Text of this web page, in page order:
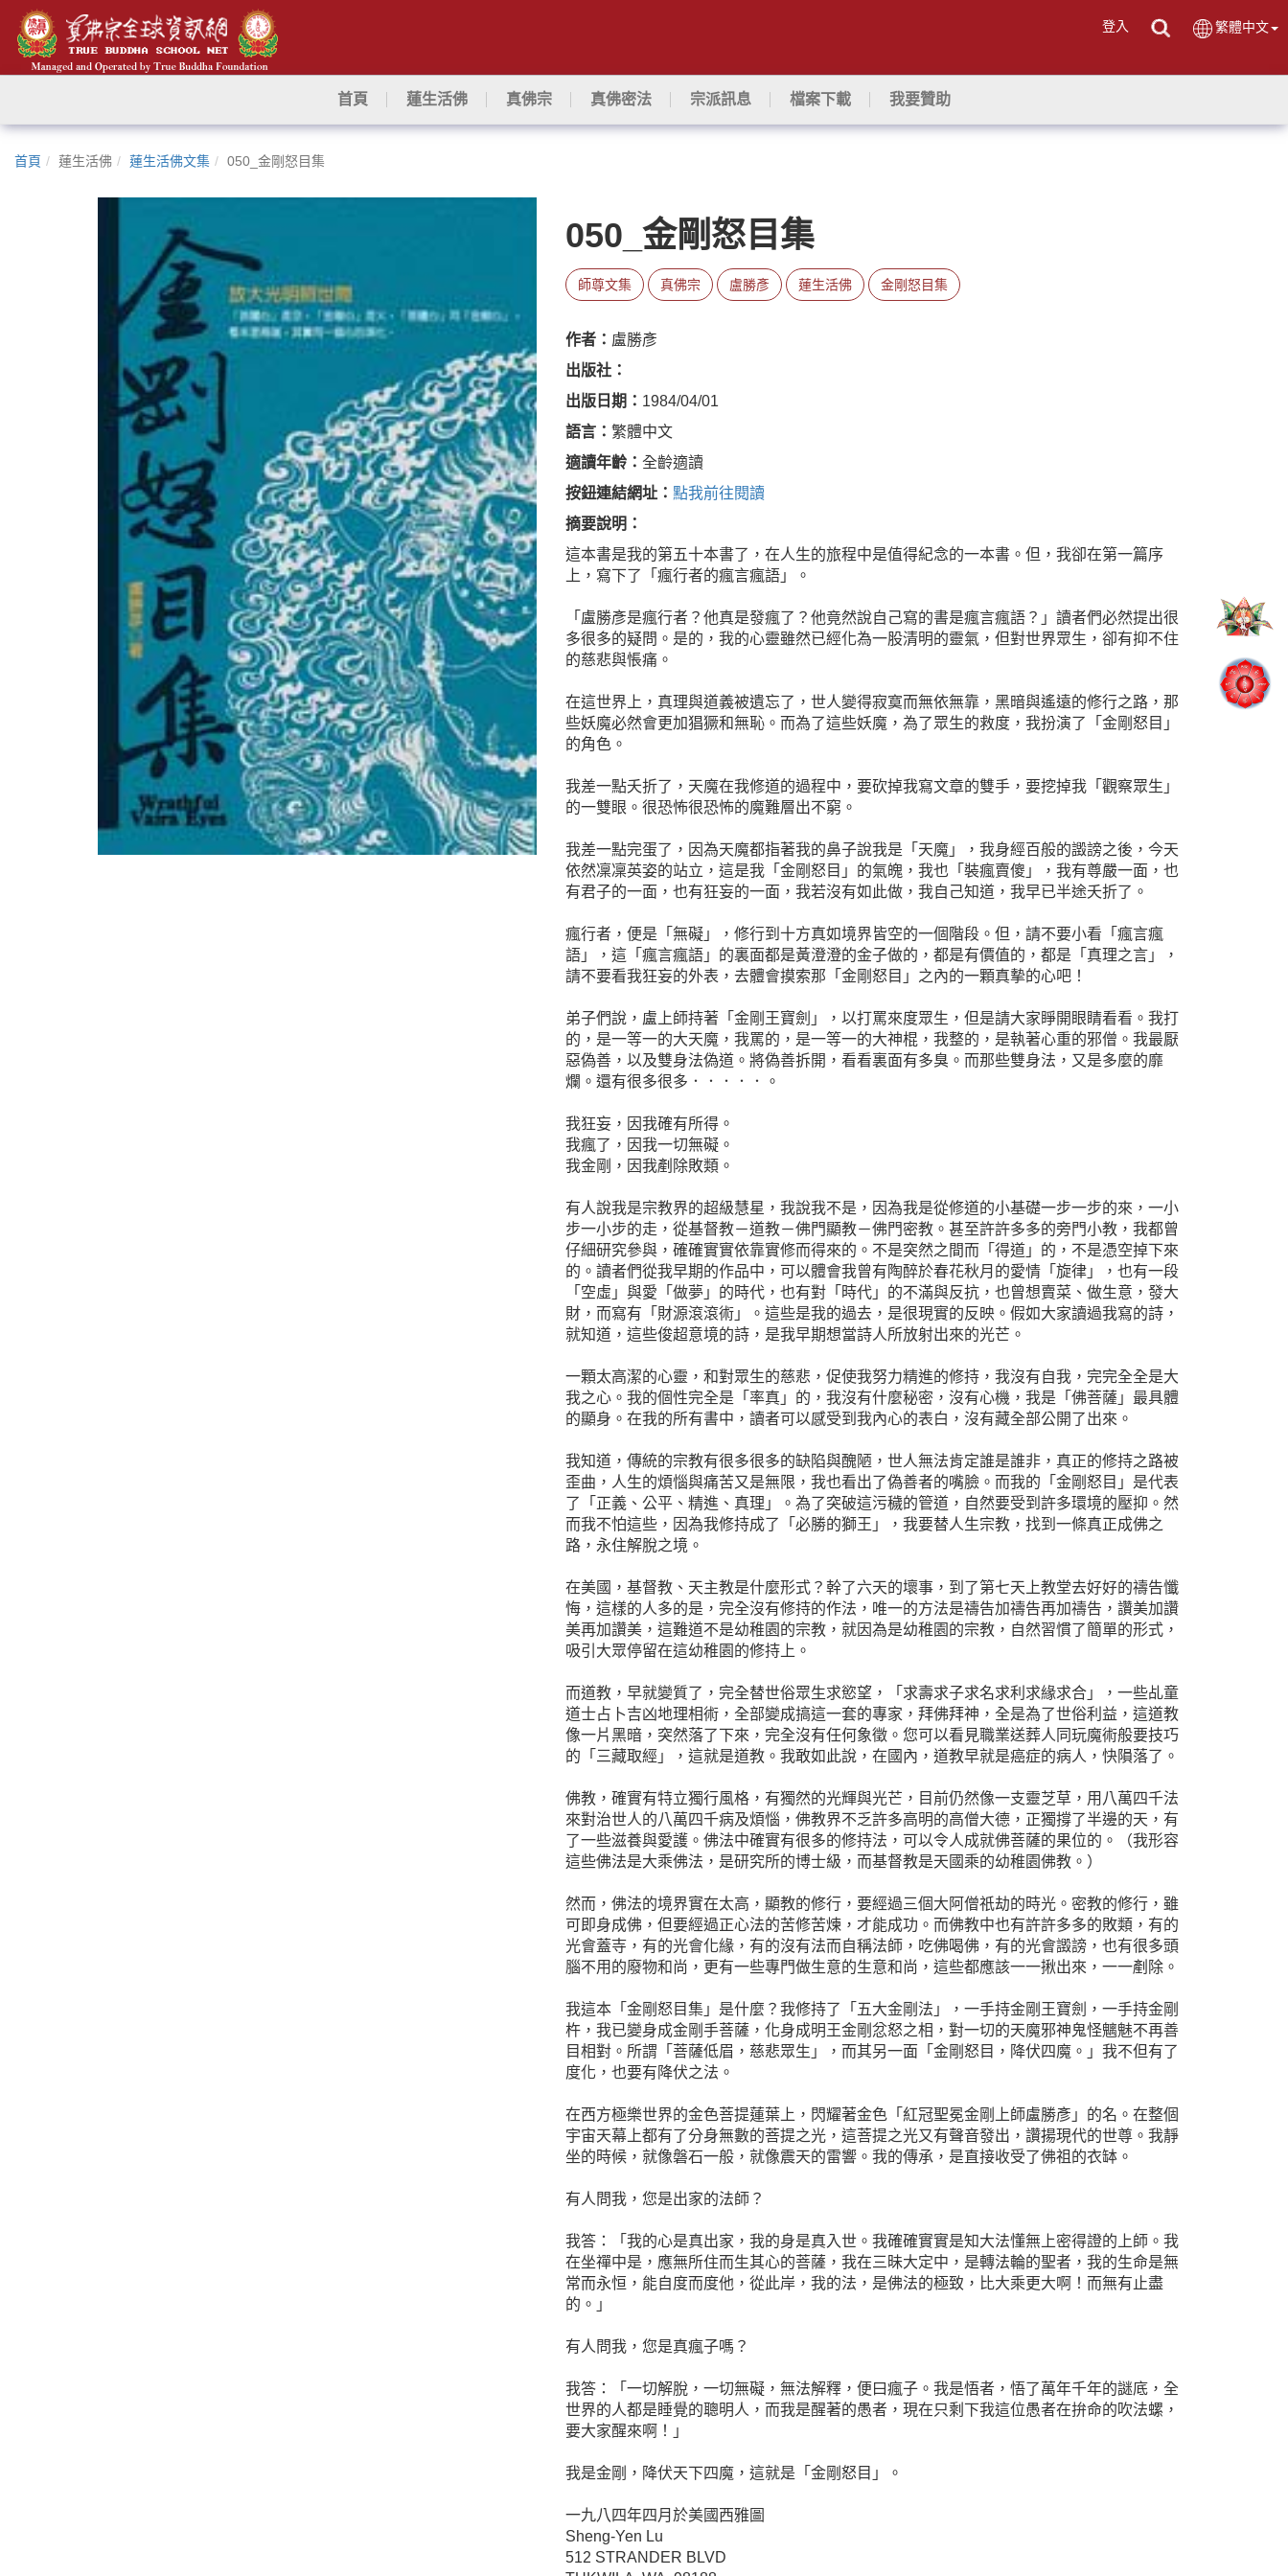
登入 繁體中文
首頁 蓮生活佛 真佛宗 真佛密法 宗派訊息 檔案下載 我要贊助
首頁 蓮生活佛 蓮生活佛文集 050_金剛怒目集
050_金剛怒目集
師尊文集 真佛宗 盧勝彥 蓮生活佛 金剛怒目集
作者： 盧勝彥
出版社：
出版日期： 1984/04/01
語言： 繁體中文
適讀年齡： 全齡適讀
按鈕連結網址： 點我前往閱讀
摘要說明：
這本書是我的第五十本書了，在人生的旅程中是值得紀念的一本書。但，我卻在第一篇序
上，寫下了「瘋行者的瘋言瘋語」。
「盧勝彥是瘋行者？他真是發瘋了？他竟然說自己寫的書是瘋言瘋語？」讀者們必然提出很
多很多的疑問。是的，我的心靈雖然已經化為一股清明的靈氣，但對世界眾生，卻有抑不住
的慈悲與悵痛。
在這世界上，真理與道義被遺忘了，世人變得寂寞而無依無靠，黑暗與遙遠的修行之路，那
些妖魔必然會更加猖獗和無恥。而為了這些妖魔，為了眾生的救度，我扮演了「金剛怒目」
的角色。
我差一點夭折了，天魔在我修道的過程中，要砍掉我寫文章的雙手，要挖掉我「觀察眾生」
的一雙眼。很恐怖很恐怖的魔難層出不窮。
我差一點完蛋了，因為天魔都指著我的鼻子說我是「天魔」，我身經百般的譭謗之後，今天
依然凜凜英姿的站立，這是我「金剛怒目」的氣魄，我也「裝瘋賣傻」，我有尊嚴一面，也
有君子的一面，也有狂妄的一面，我若沒有如此做，我自己知道，我早已半途夭折了。
瘋行者，便是「無礙」，修行到十方真如境界皆空的一個階段。但，請不要小看「瘋言瘋
語」，這「瘋言瘋語」的裏面都是黃澄澄的金子做的，都是有價值的，都是「真理之言」，
請不要看我狂妄的外表，去體會摸索那「金剛怒目」之內的一顆真摰的心吧！
弟子們說，盧上師持著「金剛王寶劍」，以打罵來度眾生，但是請大家睜開眼睛看看。我打
的，是一等一的大天魔，我罵的，是一等一的大神棍，我整的，是執著心重的邪僧。我最厭
惡偽善，以及雙身法偽道。將偽善拆開，看看裏面有多臭。而那些雙身法，又是多麼的靡
爛。還有很多很多．．．．．。
我狂妄，因我確有所得。
我瘋了，因我一切無礙。
我金剛，因我剷除敗類。
有人說我是宗教界的超級慧星，我說我不是，因為我是從修道的小基礎一步一步的來，一小
步一小步的走，從基督教－道教－佛門顯教－佛門密教。甚至許許多多的旁門小教，我都曾
仔細研究參與，確確實實依靠實修而得來的。不是突然之間而「得道」的，不是憑空掉下來
的。讀者們從我早期的作品中，可以體會我曾有陶醉於春花秋月的愛情「旋律」，也有一段
「空虛」與愛「做夢」的時代，也有對「時代」的不滿與反抗，也曾想賣菜、做生意，發大
財，而寫有「財源滾滾術」。這些是我的過去，是很現實的反映。假如大家讀過我寫的詩，
就知道，這些俊超意境的詩，是我早期想當詩人所放射出來的光芒。
一顆太高潔的心靈，和對眾生的慈悲，促使我努力精進的修持，我沒有自我，完完全全是大
我之心。我的個性完全是「率真」的，我沒有什麼秘密，沒有心機，我是「佛菩薩」最具體
的顯身。在我的所有書中，讀者可以感受到我內心的表白，沒有藏全部公開了出來。
我知道，傳統的宗教有很多很多的缺陷與醜陋，世人無法肯定誰是誰非，真正的修持之路被
歪曲，人生的煩惱與痛苦又是無限，我也看出了偽善者的嘴臉。而我的「金剛怒目」是代表
了「正義、公平、精進、真理」。為了突破這污穢的管道，自然要受到許多環境的壓抑。然
而我不怕這些，因為我修持成了「必勝的獅王」，我要替人生宗教，找到一條真正成佛之
路，永住解脫之境。
在美國，基督教、天主教是什麼形式？幹了六天的壞事，到了第七天上教堂去好好的禱告懺
悔，這樣的人多的是，完全沒有修持的作法，唯一的方法是禱告加禱告再加禱告，讚美加讚
美再加讚美，這難道不是幼稚園的宗教，就因為是幼稚園的宗教，自然習慣了簡單的形式，
吸引大眾停留在這幼稚園的修持上。
而道教，早就變質了，完全替世俗眾生求慾望，「求壽求子求名求利求緣求合」，一些乩童
道士占卜吉凶地理相術，全部變成搞這一套的專家，拜佛拜神，全是為了世俗利益，這道教
像一片黑暗，突然落了下來，完全沒有任何象徵。您可以看見職業送葬人同玩魔術般要技巧
的「三藏取經」，這就是道教。我敢如此說，在國內，道教早就是癌症的病人，快隕落了。
佛教，確實有特立獨行風格，有獨然的光輝與光芒，目前仍然像一支靈芝草，用八萬四千法
來對治世人的八萬四千病及煩惱，佛教界不乏許多高明的高僧大德，正獨撐了半邊的天，有
了一些滋養與愛護。佛法中確實有很多的修持法，可以令人成就佛菩薩的果位的。（我形容
這些佛法是大乘佛法，是研究所的博士級，而基督教是天國乘的幼稚園佛教。）
然而，佛法的境界實在太高，顯教的修行，要經過三個大阿僧祇劫的時光。密教的修行，雖
可即身成佛，但要經過正心法的苦修苦煉，才能成功。而佛教中也有許許多多的敗類，有的
光會蓋寺，有的光會化緣，有的沒有法而自稱法師，吃佛喝佛，有的光會譭謗，也有很多頭
腦不用的廢物和尚，更有一些專門做生意的生意和尚，這些都應該一一揪出來，一一剷除。
我這本「金剛怒目集」是什麼？我修持了「五大金剛法」，一手持金剛王寶劍，一手持金剛
杵，我已變身成金剛手菩薩，化身成明王金剛忿怒之相，對一切的天魔邪神鬼怪魑魅不再善
目相對。所謂「菩薩低眉，慈悲眾生」，而其另一面「金剛怒目，降伏四魔。」我不但有了
度化，也要有降伏之法。
在西方極樂世界的金色菩提蓮葉上，閃耀著金色「紅冠聖冕金剛上師盧勝彥」的名。在整個
宇宙天幕上都有了分身無數的菩提之光，這菩提之光又有聲音發出，讚揚現代的世尊。我靜
坐的時候，就像磐石一般，就像震天的雷響。我的傳承，是直接收受了佛祖的衣缽。
有人問我，您是出家的法師？
我答：「我的心是真出家，我的身是真入世。我確確實實是知大法懂無上密得證的上師。我
在坐禪中是，應無所住而生其心的菩薩，我在三昧大定中，是轉法輪的聖者，我的生命是無
常而永恒，能自度而度他，從此岸，我的法，是佛法的極致，比大乘更大啊！而無有止盡
的。」
有人問我，您是真瘋子嗎？
我答：「一切解脫，一切無礙，無法解釋，便曰瘋子。我是悟者，悟了萬年千年的謎底，全
世界的人都是睡覺的聰明人，而我是醒著的愚者，現在只剩下我這位愚者在拚命的吹法螺，
要大家醒來啊！」
我是金剛，降伏天下四魔，這就是「金剛怒目」。
一九八四年四月於美國西雅圖
Sheng-Yen Lu
512 STRANDER BLVD